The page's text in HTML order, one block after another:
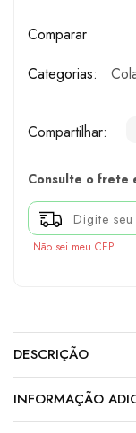
Comparar
Categorias:
Compartilhar:
Consulte o frete
Não sei meu CEP
DESCRIÇÃO
INFORMAÇÃO